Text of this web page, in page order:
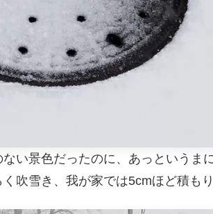
い景色だったのに、あっというま
吹雪き、我が家では5cmほど積もり